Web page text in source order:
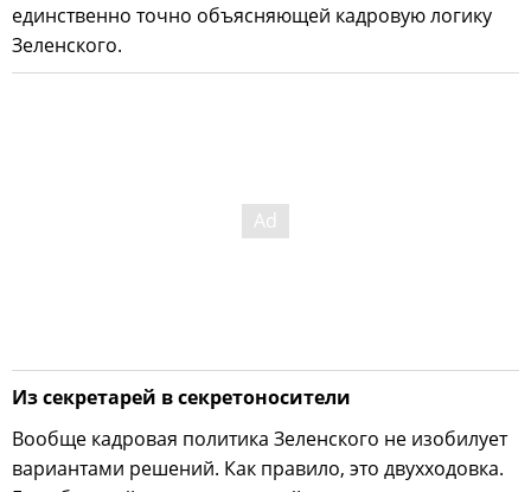
единственно точно объясняющей кадровую логику
Зеленского.
Из секретарей в секретоносители
Вообще кадровая политика Зеленского не изобилует
вариантами решений. Как правило, это двухходовка.